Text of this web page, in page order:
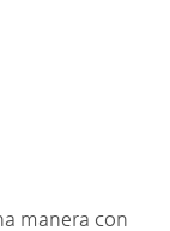
manera con